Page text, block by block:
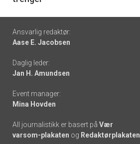
Footer
-
links
Ansvarlig redaktør:
Aase E. Jacobsen
Daglig leder:
Jan H. Amundsen
Event manager:
Mina Hovden
All journalistikk er basert på Vær
varsom-plakaten og Redaktørplakaten